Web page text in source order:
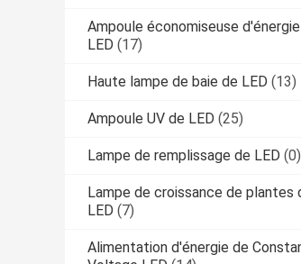
Ampoule économiseuse
LED (17)
Haute lampe de baie de LED (13)
Ampoule UV de LED (25)
Lampe de remplissage de LED (0)
Lampe de croissance de plantes
LED (7)
Alimentation d'énergie de